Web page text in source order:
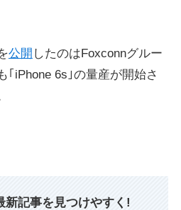
公開 したのはFoxconnグルー
｢iPhone 6s｣の量産が開始さ
新記事を見つけやすく!